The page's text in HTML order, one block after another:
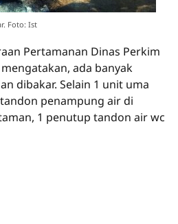
Foto: Ist
Pertamanan Dinas Perkim
ada banyak
dibakar. Selain 1 unit uma
penampung air di
1 penutup tandon air wc